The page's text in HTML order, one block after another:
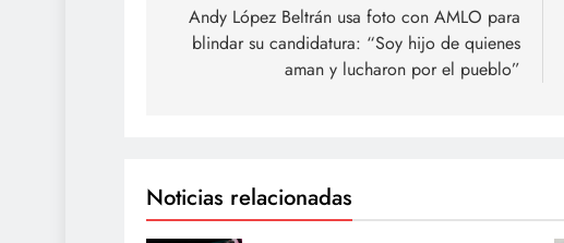
de
entradas
Andy López Beltrán usa foto con AMLO para
blindar su candidatura: “Soy hijo de quienes
aman y lucharon por el pueblo”
Noticias relacionadas